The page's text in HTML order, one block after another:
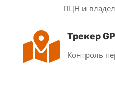
ПЦН и
 Трекер
Контроль